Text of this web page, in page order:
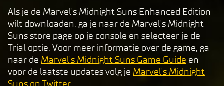
l
a
y
By
Als je de Marvel's Midnight Suns Enhanced Edition
wilt downloaden, ga je naar de Marvel's Midnight
Suns store page op je console en selecteer je de
Trial optie. Voor meer informatie over de game, ga
naar de Marvel's Midnight Suns Game Guide en
voor de laatste updates volg je Marvel's Midnight
Suns op Twitter.